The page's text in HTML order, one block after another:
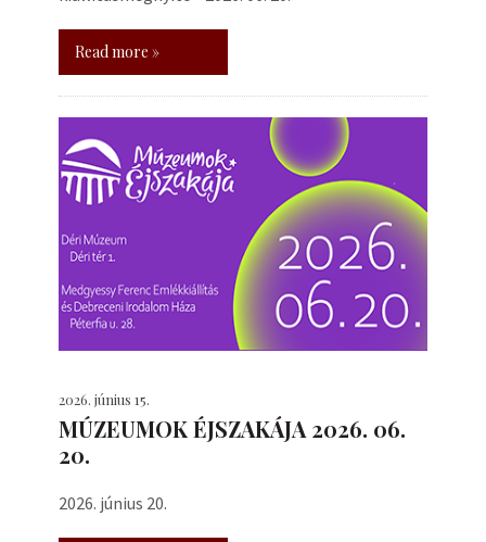
Read more »
2026. június 15.
MÚZEUMOK ÉJSZAKÁJA 2026. 06.
20.
2026. június 20.